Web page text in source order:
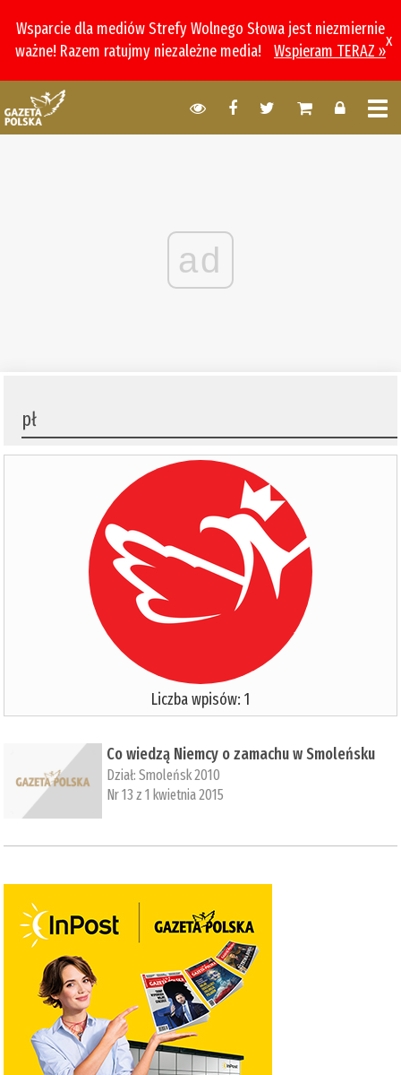
Wsparcie dla mediów Strefy Wolnego Słowa jest niezmiernie
ważne! Razem ratujmy niezależne media!
Wspieram TERAZ »
x
ad
pł
Liczba wpisów: 1
Co wiedzą Niemcy o zamachu w Smoleńsku
Dział:Smoleńsk 2010
Nr 13 z 1 kwietnia 2015